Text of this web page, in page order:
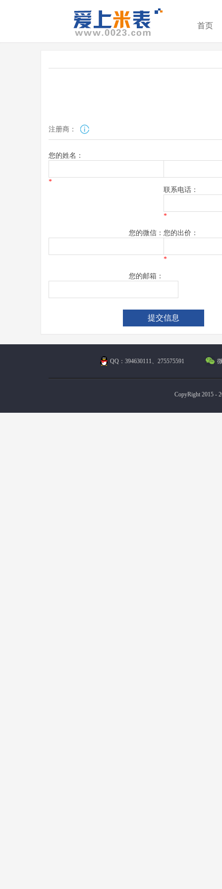
首页
注册商：
您的姓名：
*
联系电话：
*
您的微信： 您的出价：
*
您的邮箱：
QQ：394630111、275575591
CopyRight 2015 -